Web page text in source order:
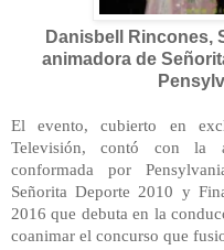
Danisbell Rincones,
animadora de
El evento, cubierto en
Televisión, contó con la
conformada por
Señorita Deporte 2010 y
2016 que debuta en la
coanimar el concurso que